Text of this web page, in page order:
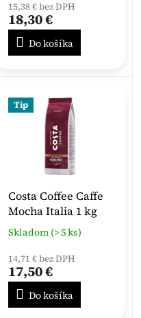
15,38 € bez DPH
18,30 €
Do košíka
Tip
Costa Coffee Caffe
Mocha Italia 1 kg
Skladom (> 5 ks)
14,71 € bez DPH
17,50 €
Do košíka